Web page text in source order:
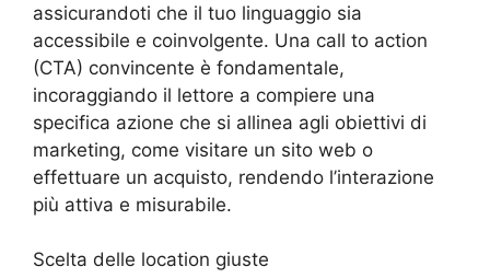
assicurandoti che il tuo linguaggio sia
accessibile e coinvolgente. Una call to action
(CTA) convincente è fondamentale,
incoraggiando il lettore a compiere una
specifica azione che si allinea agli obiettivi di
marketing, come visitare un sito web o
effettuare un acquisto, rendendo l’interazione
più attiva e misurabile.
Scelta delle location giuste